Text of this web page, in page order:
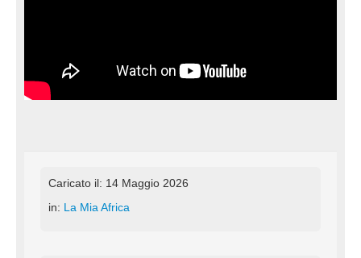
Caricato il: 14 Maggio 2026
in: La Mia Africa